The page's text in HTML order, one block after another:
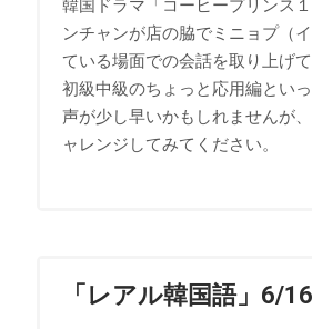
韓国ドラマ「コーヒープリンス
ンチャンが店の脇でミニョプ（
ている場面での会話を取り上げて
初級中級のちょっと応用編とい
声が少し早いかもしれませんが
ャレンジしてみてください。
「レアル韓国語」6/